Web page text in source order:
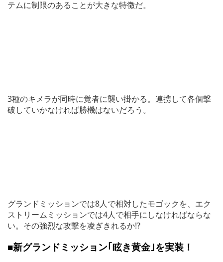
テムに制限のあることが大きな特徴だ。
3種のキメラが同時に覚者に襲い掛かる。連携して各個撃
破していかなければ勝機はないだろう。
グランドミッションでは8人で相対したモゴックを、エク
ストリームミッションでは4人で相手にしなければならな
い。その強烈な攻撃を凌ぎきれるか!?
■新グランドミッション｢眩き黄金｣を実装！